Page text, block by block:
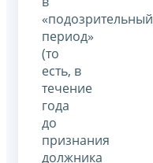
«подозрительный
период»
(то
есть, в
течение
года
до
признания
должника